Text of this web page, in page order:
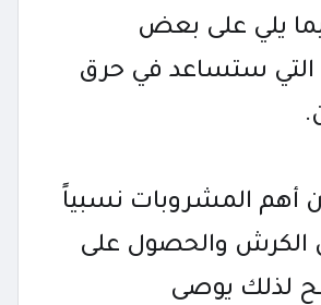
يلي على بعض
التي ستساعد في حرق
أهم المشروبات نسبياً
الكرش والحصول على
لذلك يوصى